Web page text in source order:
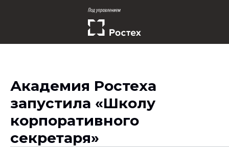
Академия Ростеха
запустила «Школу
корпоративного
секретаря»